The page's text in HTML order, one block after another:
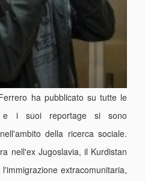
ha pubblicato su tutte le
e i suoi reportage si sono
della ricerca sociale.
nell'ex Jugoslavia, il Kurdistan
extracomunitaria,